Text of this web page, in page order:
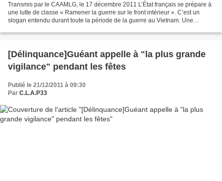
Transmis par le CAAMLG, le 17 décembre 2011 L’État français se prépare à
une lutte de classe « Ramener la guerre sur le front intérieur ». C’est un
slogan entendu durant toute la période de la guerre au Vietnam. Une
[Délinquance]Guéant appelle à "la plus grande
vigilance" pendant les fêtes
Publié le 21/12/2011 à 09:30
Par C.L.A.P33